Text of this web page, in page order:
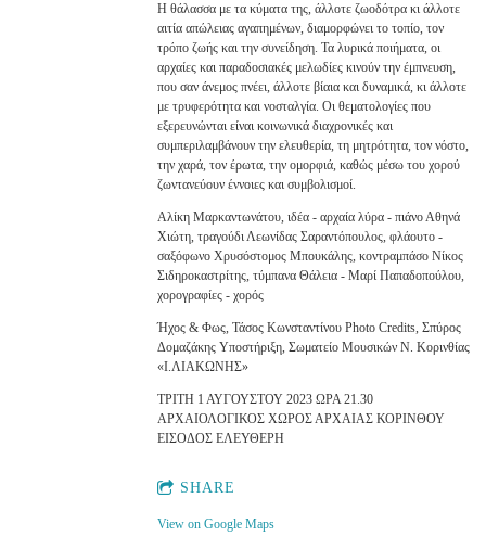
Η θάλασσα με τα κύματα της, άλλοτε ζωοδότρα κι άλλοτε
αιτία απώλειας αγαπημένων, διαμορφώνει το τοπίο, τον
τρόπο ζωής και την συνείδηση. Τα λυρικά ποιήματα, οι
αρχαίες και παραδοσιακές μελωδίες κινούν την έμπνευση,
που σαν άνεμος πνέει, άλλοτε βίαια και δυναμικά, κι άλλοτε
με τρυφερότητα και νοσταλγία. Οι θεματολογίες που
εξερευνώνται είναι κοινωνικά διαχρονικές και
συμπεριλαμβάνουν την ελευθερία, τη μητρότητα, τον νόστο,
την χαρά, τον έρωτα, την ομορφιά, καθώς μέσω του χορού
ζωντανεύουν έννοιες και συμβολισμοί.
Αλίκη Μαρκαντωνάτου, ιδέα - αρχαία λύρα - πιάνο Αθηνά
Χιώτη, τραγούδι Λεωνίδας Σαραντόπουλος, φλάουτο -
σαξόφωνο Χρυσόστομος Μπουκάλης, κοντραμπάσο Νίκος
Σιδηροκαστρίτης, τύμπανα Θάλεια - Μαρί Παπαδοπούλου,
χορογραφίες - χορός
Ήχος & Φως, Τάσος Κωνσταντίνου Photo Credits, Σπύρος
Δομαζάκης Υποστήριξη, Σωματείο Μουσικών Ν. Κορινθίας
«Ι.ΛΙΑΚΩΝΗΣ»
ΤΡΙΤΗ 1 ΑΥΓΟΥΣΤΟΥ 2023 ΩΡΑ 21.30
ΑΡΧΑΙΟΛΟΓΙΚΟΣ ΧΩΡΟΣ ΑΡΧΑΙΑΣ ΚΟΡΙΝΘΟΥ
ΕΙΣΟΔΟΣ ΕΛΕΥΘΕΡΗ
SHARE
View on Google Maps